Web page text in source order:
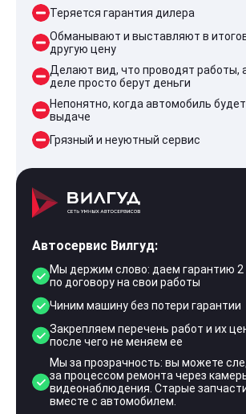
Теряется гарантия дилера
Обманывают и выставляют в
другую цену
Делают вид, что проводят работы,
деле просто берут деньги
Непонятно, когда автомобиль
выдаче
Грязный и неуютный сервис
Автосервис Вилгуд:
Мы держим слово: даем гарантию 2
по договору на свои работы
Чиним машину без потери гарантии
Закрепляем перечень работ и их
после чего не меняем ее
Мы за прозрачность: вы можете
за процессом ремонта через
видеонаблюдения. Старые
вместе с автомобилем.